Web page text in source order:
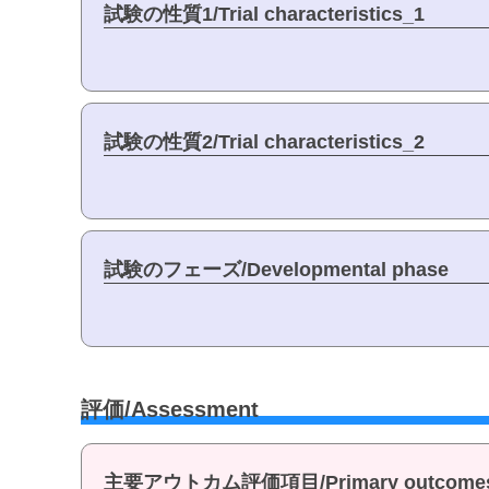
試験の性質1/Trial characteristics_1
試験の性質2/Trial characteristics_2
試験のフェーズ/Developmental phase
評価/Assessment
主要アウトカム評価項目/Primary